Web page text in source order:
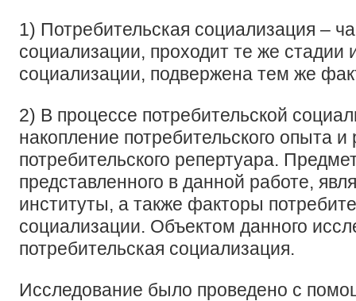
1) Потребительская социализация –
социализации, проходит те же стадии
социализации, подвержена тем же
2) В процессе потребительской
накопление потребительского опыта
потребительского репертуара.
представленного в данной работе,
институты, а также факторы
социализации. Объектом данного
потребительская социализация.
Исследование было проведено с